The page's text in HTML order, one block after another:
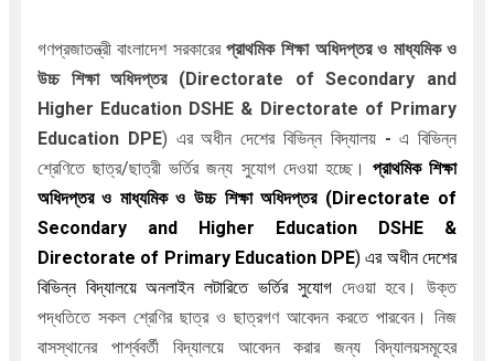
গণপ্রজাতন্ত্রী বাংলাদেশ সরকারেরপ্রাথমিক শিক্ষা অধিদপ্তর ও মাধ্যমিক ও
উচ্চ শিক্ষা অধিদপ্তর
(Directorate of Secondary and
Higher Education DSHE & Directorate of Primary
Education DPE) এর অধীন দেশের বিভিন্ন বিদ্যালয় -এ বিভিন্ন
শ্রেণিতে ছাত্র/ছাত্রী ভর্তির জন্য সুযোগ দেওয়া হচ্ছে। প্রাথমিক শিক্ষা
অধিদপ্তর ও মাধ্যমিক ও উচ্চ শিক্ষা অধিদপ্তর (Directorate of
Secondary and Higher Education DSHE &
Directorate of Primary Education DPE) এর অধীন দেশের
বিভিন্ন বিদ্যালয়ে অনলাইন লটারিতে ভর্তিরসুযোগ দেওয়া হবে। উক্ত
পদ্ধতিতে সকল শ্রেণির ছাত্র ও ছাত্রগণ আবেদন করতে পারবেন। নিজ
বাসস্থানের পার্শ্ববর্তী বিদ্যালয়ে আবেদন করার জন্য বিদ্যালয়সমূহের